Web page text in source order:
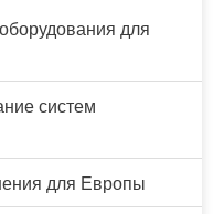
для
систем
для Европы